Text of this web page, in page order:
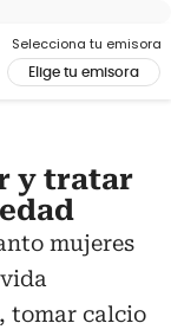
Selecciona tu emisora
Elige tu emisora
y tratar
mujeres
tomar calcio